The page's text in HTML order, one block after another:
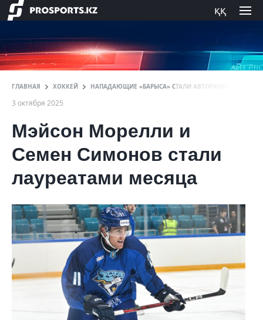
ққ
ГЛАВНАЯ ХОККЕЙ НАПАДАЮЩИЕ «БАРЫСА» СТАЛИ АВТОРАМИ ЛУЧШИХ
3 октября 2025
Мэйсон Морелли и
Семен Симонов стали
лауреатами месяца